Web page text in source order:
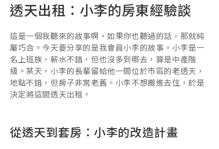
透天出租：小李的房東經驗談
這是一個我聽來的故事啊，如果你也聽過的話，那就純
屬巧合。今天要分享的是我會員小李的故事。小李是一
名上班族，薪水不錯，但也沒多到哪去，算是中產階
級。某天，小李的長輩留給他一間位於市區的老透天，
地點不錯，但房子非常老舊。小李不想搬進去住，於是
決定將這間透天出租。
從透天到套房：小李的改造計畫